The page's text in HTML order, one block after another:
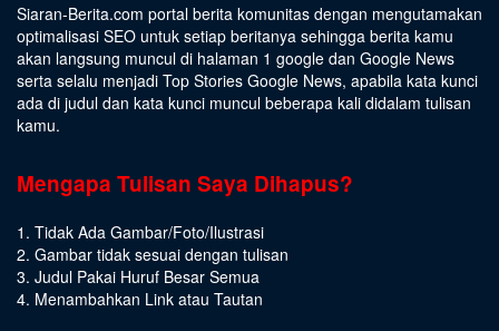
Siaran-Berita.com portal berita komunitas dengan mengutamakan
optimalisasi SEO untuk setiap beritanya sehingga berita kamu
akan langsung muncul di halaman 1 google dan Google News
serta selalu menjadi Top Stories Google News, apabila kata kunci
ada di judul dan kata kunci muncul beberapa kali didalam tulisan
kamu.
Mengapa Tulisan Saya Dihapus?
1. Tidak Ada Gambar/Foto/Ilustrasi
2. Gambar tidak sesuai dengan tulisan
3. Judul Pakai Huruf Besar Semua
4. Menambahkan Link atau Tautan